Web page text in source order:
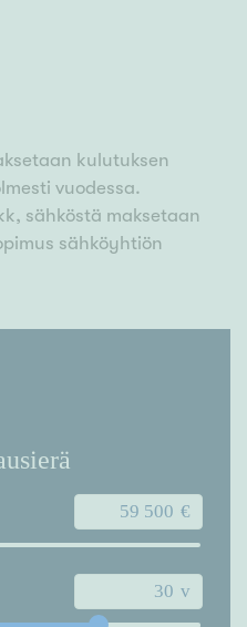
kulutuksen
vuodessa.
sähköstä maksetaan
sähköyhtiön